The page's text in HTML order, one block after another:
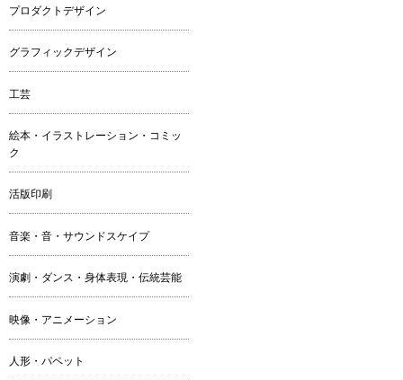
プロダクトデザイン
グラフィックデザイン
工芸
絵本・イラストレーション・コミッ
ク
活版印刷
音楽・音・サウンドスケイプ
演劇・ダンス・身体表現・伝統芸能
映像・アニメーション
人形・パペット